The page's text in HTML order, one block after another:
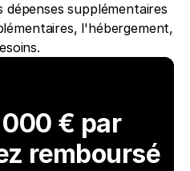
supplémentaires
l'hébergement,
€ par
remboursé